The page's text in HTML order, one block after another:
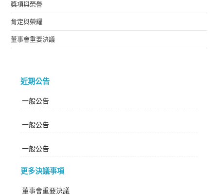
獎項與榮譽
肯定與榮耀
董事會重要決議
近期公告
一般公告
一般公告
一般公告
更多決議事項
董事會重要決議